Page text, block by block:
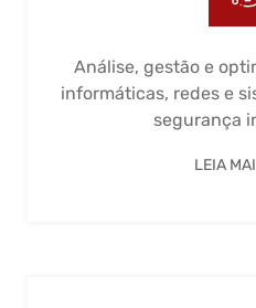
Análise, gestão e
informáticas, redes e
segurança
LEIA